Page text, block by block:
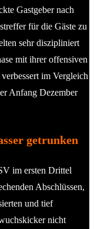
Gastgeber nach
für die Gäste zu
sehr diszipliniert
mit ihrer offensiven
im Vergleich
Anfang Dezember
getrunken
im ersten Drittel
Abschlüssen,
und tief
nicht